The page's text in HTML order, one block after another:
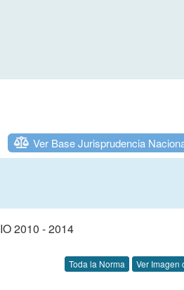
Ver Base Jurisprudencia
2010 - 2014
Toda la Norma Ver Imagen